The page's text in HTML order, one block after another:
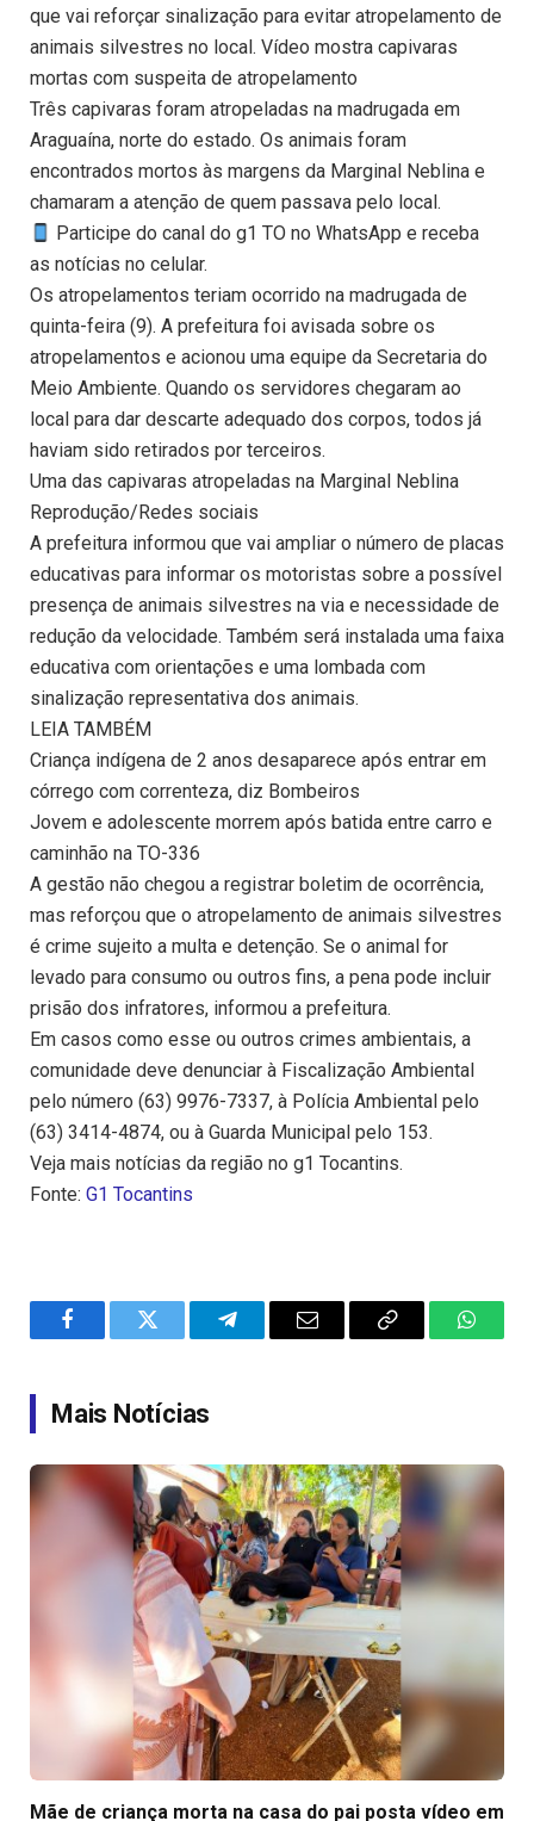
que vai reforçar sinalização para evitar atropelamento de
animais silvestres no local. Vídeo mostra capivaras
mortas com suspeita de atropelamento
Três capivaras foram atropeladas na madrugada em
Araguaína, norte do estado. Os animais foram
encontrados mortos às margens da Marginal Neblina e
chamaram a atenção de quem passava pelo local.
Participe do canal do g1 TO no WhatsApp e receba
as notícias no celular.
Os atropelamentos teriam ocorrido na madrugada de
quinta-feira (9). A prefeitura foi avisada sobre os
atropelamentos e acionou uma equipe da Secretaria do
Meio Ambiente. Quando os servidores chegaram ao
local para dar descarte adequado dos corpos, todos já
haviam sido retirados por terceiros.
Uma das capivaras atropeladas na Marginal Neblina
Reprodução/Redes sociais
A prefeitura informou que vai ampliar o número de placas
educativas para informar os motoristas sobre a possível
presença de animais silvestres na via e necessidade de
redução da velocidade. Também será instalada uma faixa
educativa com orientações e uma lombada com
sinalização representativa dos animais.
LEIA TAMBÉM
Criança indígena de 2 anos desaparece após entrar em
córrego com correnteza, diz Bombeiros
Jovem e adolescente morrem após batida entre carro e
caminhão na TO-336
A gestão não chegou a registrar boletim de ocorrência,
mas reforçou que o atropelamento de animais silvestres
é crime sujeito a multa e detenção. Se o animal for
levado para consumo ou outros fins, a pena pode incluir
prisão dos infratores, informou a prefeitura.
Em casos como esse ou outros crimes ambientais, a
comunidade deve denunciar à Fiscalização Ambiental
pelo número (63) 9976-7337, à Polícia Ambiental pelo
(63) 3414-4874, ou à Guarda Municipal pelo 153.
Veja mais notícias da região no g1 Tocantins.
Fonte: G1 Tocantins
FacebookTwitter TelegramEmail
Copy
Mais Notícias
Mãe de criança morta na casa do pai posta vídeo em